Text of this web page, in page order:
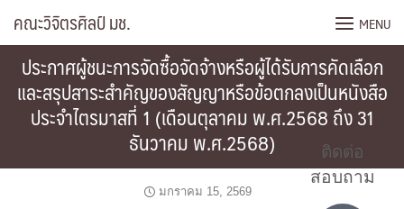
คณะวิจิตรศิลป์ มช. MENU
ประกาศผู้ชนะการจัดซื้อจัดจ้างหรือผู้ได้รับการคัดเลือก
และสรุปสาระสำคัญของสัญญาหรือข้อตกลงเป็นหนังสือ
ประจำไตรมาสที่ 1 (เดือนตุลาคม พ.ศ.2568 ถึง 31
ธันวาคม พ.ศ.2568)
มกราคม 15, 2569
ติดต่อ
สอบถาม